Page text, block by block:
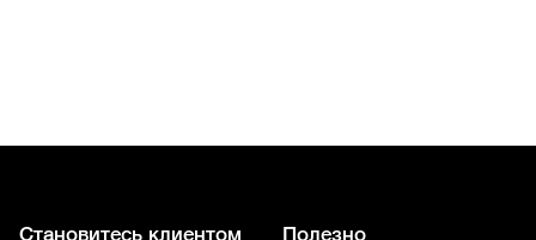
Становитесь клиентом Полезно